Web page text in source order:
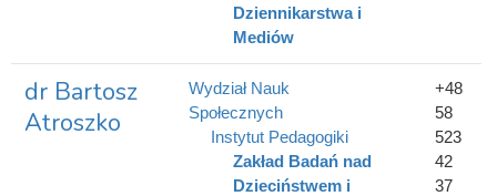
Dziennikarstwa i
Mediów
dr Bartosz
Atroszko
+48
58
523
42
37
Wydział Nauk
Społecznych
Instytut Pedagogiki
Zakład Badań nad
Dzieciństwem i